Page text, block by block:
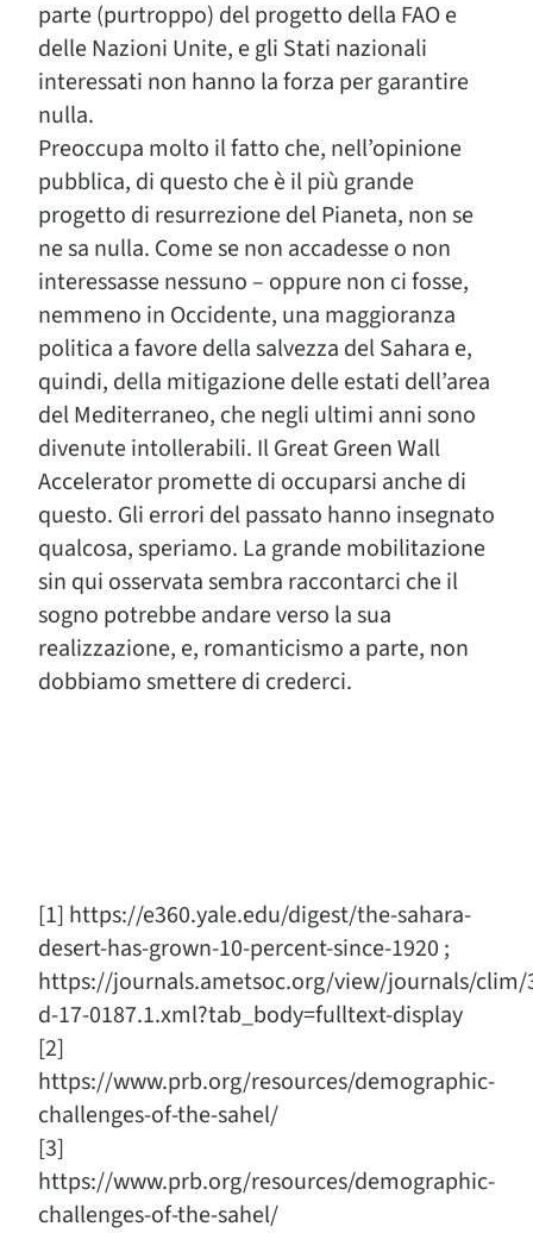
parte (purtroppo) del progetto della FAO e
delle Nazioni Unite, e gli Stati nazionali
interessati non hanno la forza per garantire
nulla.
Preoccupa molto il fatto che, nell’opinione
pubblica, di questo che è il più grande
progetto di resurrezione del Pianeta, non se
ne sa nulla. Come se non accadesse o non
interessasse nessuno – oppure non ci fosse,
nemmeno in Occidente, una maggioranza
politica a favore della salvezza del Sahara e,
quindi, della mitigazione delle estati dell’area
del Mediterraneo, che negli ultimi anni sono
divenute intollerabili. Il Great Green Wall
Accelerator promette di occuparsi anche di
questo. Gli errori del passato hanno insegnato
qualcosa, speriamo. La grande mobilitazione
sin qui osservata sembra raccontarci che il
sogno potrebbe andare verso la sua
realizzazione, e, romanticismo a parte, non
dobbiamo smettere di crederci.
[1] https://e360.yale.edu/digest/the-sahara-
desert-has-grown-10-percent-since-1920 ;
https://journals.ametsoc.org/view/journals/
d-17-0187.1.xml?tab_body=fulltext-display
[2]
https://www.prb.org/resources/demographic-
challenges-of-the-sahel/
[3]
https://www.prb.org/resources/demographic-
challenges-of-the-sahel/